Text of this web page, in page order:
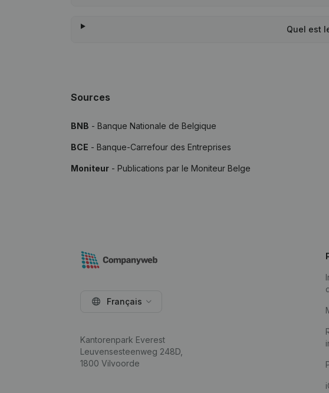
Quel est
Sources
BNB - Banque Nationale de Belgique
BCE - Banque-Carrefour des Entreprises
Moniteur - Publications par le Moniteur Belge
Français
Kantorenpark Everest
Leuvensesteenweg 248D,
1800 Vilvoorde